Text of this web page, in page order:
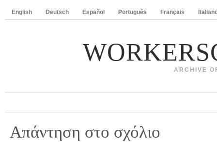
English Deutsch Español Português Français
ARCHIVE
Απάντηση στο σχόλιο